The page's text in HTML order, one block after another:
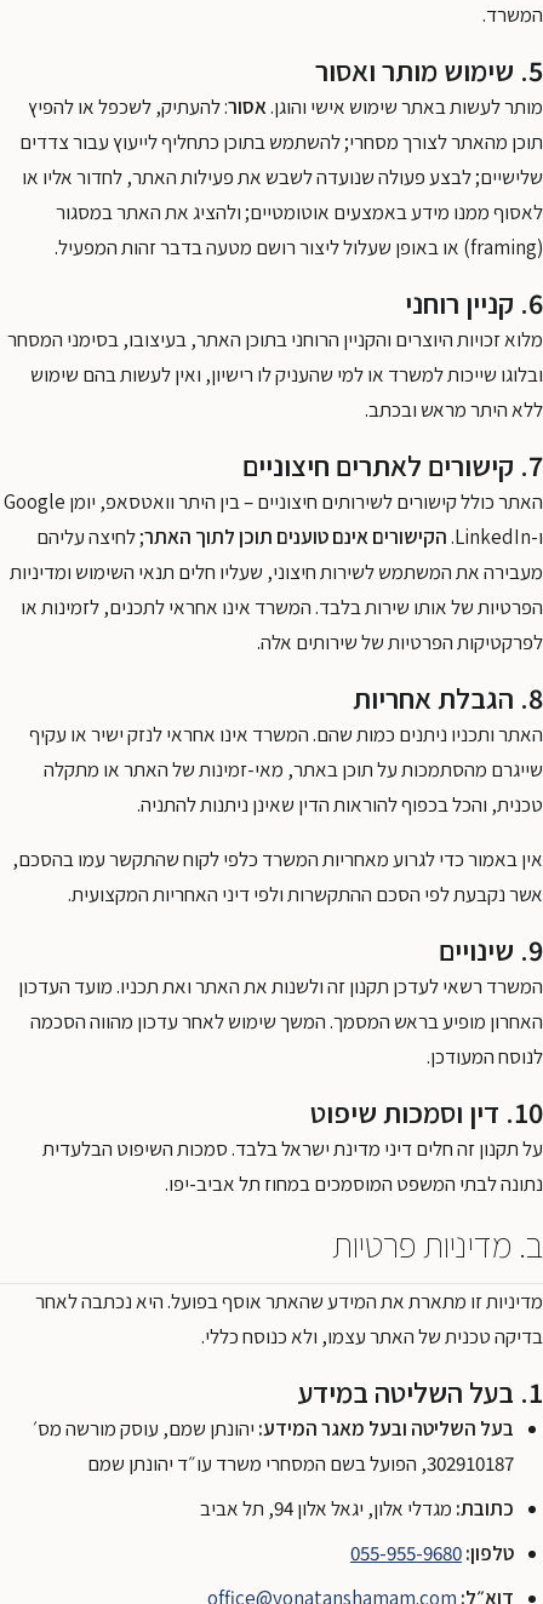
המשרד.
5. שימוש מותר ואסור
מותר לעשות באתר שימוש אישי והוגן.אסור: להעתיק, לשכפל או להפיץ
תוכן מהאתר לצורך מסחרי; להשתמש בתוכן כתחליף לייעוץ עבור צדדים
שלישיים; לבצע פעולה שנועדה לשבש את פעילות האתר, לחדור אליו או
לאסוף ממנו מידע באמצעים אוטומטיים; ולהציג את האתר במסגור
(framing) או באופן שעלול ליצור רושם מטעה בדבר זהות המפעיל.
6. קניין רוחני
מלוא זכויות היוצרים והקניין הרוחני בתוכן האתר, בעיצובו, בסימני המסחר
ובלוגו שייכות למשרד או למי שהעניק לו רישיון, ואין לעשות בהם שימוש
ללא היתר מראש ובכתב.
7. קישורים לאתרים חיצוניים
האתר כולל קישורים לשירותים חיצוניים – בין היתר וואטסאפ, יומן Google
ו-LinkedIn.
הקישורים אינם טוענים תוכן לתוך האתר; לחיצה עליהם
מעבירה את המשתמש לשירות חיצוני, שעליו חלים תנאי השימוש ומדיניות
הפרטיות של אותו שירות בלבד. המשרד אינו אחראי לתכנים, לזמינות או
לפרקטיקות הפרטיות של שירותים אלה.
8. הגבלת אחריות
האתר ותכניו ניתנים כמות שהם. המשרד אינו אחראי לנזק ישיר או עקיף
שייגרם מהסתמכות על תוכן באתר, מאי-זמינות של האתר או מתקלה
טכנית, והכל בכפוף להוראות הדין שאינן ניתנות להתניה.
אין באמור כדי לגרוע מאחריות המשרד כלפי לקוח שהתקשר עמו בהסכם,
אשר נקבעת לפי הסכם ההתקשרות ולפי דיני האחריות המקצועית.
9. שינויים
המשרד רשאי לעדכן תקנון זה ולשנות את האתר ואת תכניו. מועד העדכון
האחרון מופיע בראש המסמך. המשך שימוש לאחר עדכון מהווה הסכמה
לנוסח המעודכן.
10. דין וסמכות שיפוט
על תקנון זה חלים דיני מדינת ישראל בלבד. סמכות השיפוט הבלעדית
נתונה לבתי המשפט המוסמכים במחוז תל אביב-יפו.
ב. מדיניות פרטיות
מדיניות זו מתארת את המידע שהאתר אוסף בפועל. היא נכתבה לאחר
בדיקה טכנית של האתר עצמו, ולא כנוסח כללי.
1. בעל השליטה במידע
בעל השליטה ובעל מאגר המידע: יהונתן שמם, עוסק מורשה מס׳
302910187, הפועל בשם המסחרי משרד עו״ד יהונתן שמם
כתובת: מגדלי אלון, יגאל אלון 94, תל אביב
טלפון:055-955-9680
דוא״ל: office@yonatanshamam.com